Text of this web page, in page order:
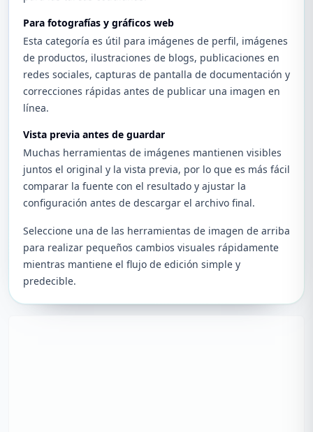
Para fotografías y gráficos web
Esta categoría es útil para imágenes de perfil, imágenes
de productos, ilustraciones de blogs, publicaciones en
redes sociales, capturas de pantalla de documentación y
correcciones rápidas antes de publicar una imagen en
línea.
Vista previa antes de guardar
Muchas herramientas de imágenes mantienen visibles
juntos el original y la vista previa, por lo que es más fácil
comparar la fuente con el resultado y ajustar la
configuración antes de descargar el archivo final.
Seleccione una de las herramientas de imagen de arriba
para realizar pequeños cambios visuales rápidamente
mientras mantiene el flujo de edición simple y
predecible.